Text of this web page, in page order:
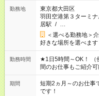
勤務地
東京都大田区
羽田空港第３ターミ
居駅 / …
＜選べる勤務地＞
好きな場所を選べます
勤務時間
★1日5時間～OK！ （
間のお仕事もご紹介
家庭の都合でお休み
※週最低15時間以上
期間
短期2ヵ月～のお仕
です！